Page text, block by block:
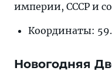
империи, СССР и
Координаты:
Новогодняя